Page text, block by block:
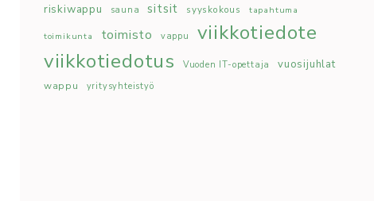
riskiwappu sauna sitsit syyskokous tapahtuma
toimikunta toimisto vappu
viikkotiedote
viikkotiedotus
Vuoden IT-opettaja vuosijuhlat
wappu yritysyhteistyö